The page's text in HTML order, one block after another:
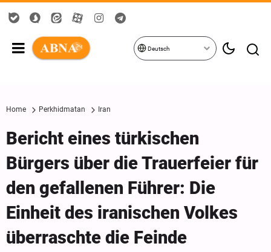
Deutsch
Home Perkhidmatan Iran
Bericht eines türkischen
Bürgers über die Trauerfeier für
den gefallenen Führer: Die
Einheit des iranischen Volkes
überraschte die Feinde